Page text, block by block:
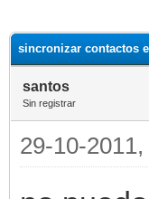
sincronizar contactos
santos
Sin registrar
29-10-